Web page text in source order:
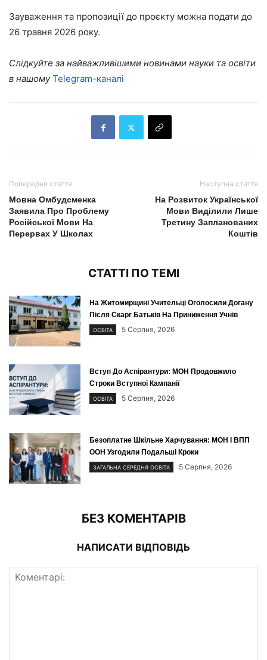
Зауваження та пропозиції до проєкту можна подати до
26 травня 2026 року.
Слідкуйте за найважливішими новинами науки та освіти
в нашомуTelegram-каналі
Попередня стаття
Мовна Омбудсменка
Заявила Про Проблему
Російської Мови На
Перервах У Школах
Наступна стаття
На Розвиток Української
Мови Виділили Лише
Третину Запланованих
Коштів
СТАТТІ ПО ТЕМІ
На Житомирщині Учительці Оголосили Догану
Після Скарг Батьків На Приниження Учнів
ОСВІТА 5 Серпня, 2026
Вступ До Аспірантури: МОН Продовжило
Строки Вступної Кампанії
ОСВІТА 5 Серпня, 2026
Безоплатне Шкільне Харчування: МОН І ВПП
ООН Узгодили Подальші Кроки
ЗАГАЛЬНА СЕРЕДНЯ ОСВІТА 5 Серпня, 2026
БЕЗ КОМЕНТАРІВ
НАПИСАТИ ВІДПОВІДЬ